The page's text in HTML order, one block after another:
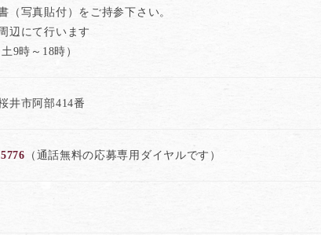
（写真貼付）をご持参下さい。
辺にて行います
9時～18時）
井市阿部414番
（通話無料の応募専用ダイヤルです）